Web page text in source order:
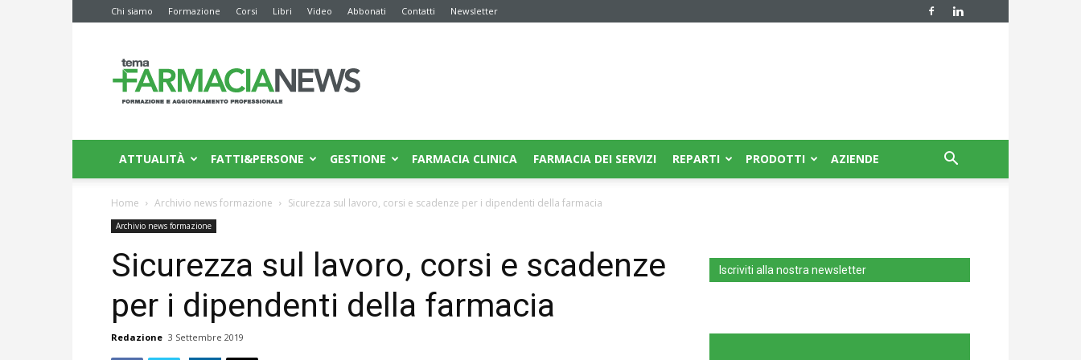
Chi siamo Formazione Corsi Libri Video Abbonati Contatti Newsletter
News
ATTUALITÀ FATTI&PERSONE GESTIONE FARMACIA CLINICA FARMACIA DEI SERVIZI REPARTI PRODOTTI AZIENDE
Home Archivio news formazione Sicurezza sul lavoro, corsi e scadenze per i dipendenti della farmacia
Archivio news formazione
Sicurezza sul lavoro, corsi e scadenze
per i dipendenti della farmacia
Redazione 3 Settembre 2019
Iscriviti alla nostra newsletter